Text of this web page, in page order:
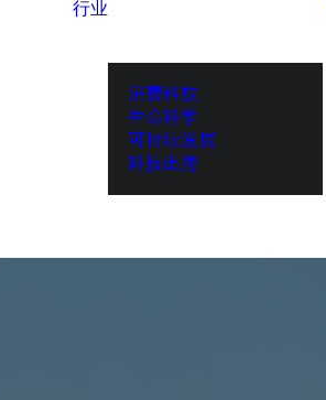
行业
消费科技
生命科学
可持续发展
科技出海